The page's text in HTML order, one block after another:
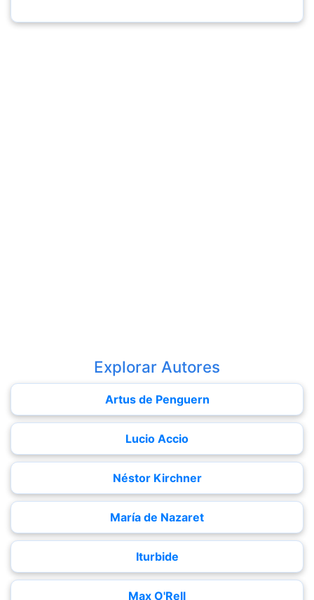
Explorar Autores
Artus de Penguern
Lucio Accio
Néstor Kirchner
María de Nazaret
Iturbide
Max O'Rell